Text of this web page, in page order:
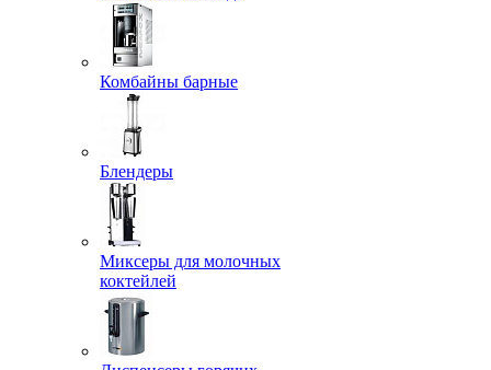
Комбайны барные
Блендеры
Миксеры для молочных
коктейлей